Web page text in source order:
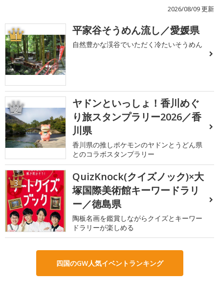
2026/08/09 更新
1 平家谷そうめん流し／愛媛県
自然豊かな渓谷でいただく冷たいそうめん
2
ヤドンといっしょ！香川めぐ
り旅スタンプラリー2026／香
川県
香川県の推しポケモンのヤドンとうどん県
とのコラボスタンプラリー
3
QuizKnock(クイズノック)×大
塚国際美術館キーワードラリ
ー／徳島県
陶板名画を鑑賞しながらクイズとキーワー
ドラリーが楽しめる
四国のGW人気イベントランキング